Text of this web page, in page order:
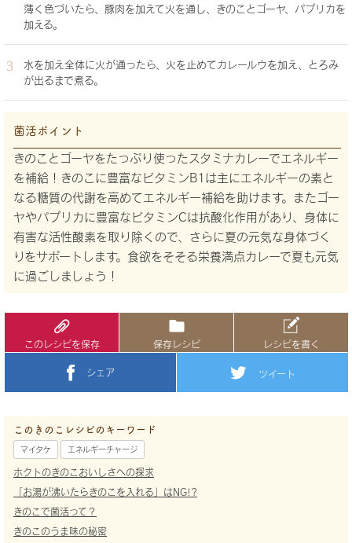
薄く色づいたら、豚肉を加えて火を通し、きのことゴーヤ、パプリカを
加える。
水を加え全体に火が通ったら、火を止めてカレールウを加え、とろみ
が出るまで煮る。
菌活ポイント
きのことゴーヤをたっぷり使ったスタミナカレーでエネルギー
を補給！きのこに豊富なビタミンB1は主にエネルギーの素と
なる糖質の代謝を高めてエネルギー補給を助けます。またゴー
ヤやパプリカに豊富なビタミンCは抗酸化作用があり、身体に
有害な活性酸素を取り除くので、さらに夏の元気な身体づく
りをサポートします。食欲をそそる栄養満点カレーで夏も元気
に過ごしましょう！
このレシピを保存 保存レシピ レシピを書く
シェア ツイート
このきのこレシピのキーワード
マイタケ エネルギーチャージ
ホクトのきのこおいしさへの探求
「お湯が沸いたらきのこを入れる」はNG!?
きのこで菌活って？
きのこのうま味の秘密